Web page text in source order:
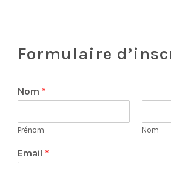
Formulaire
Nom *
Prénom Nom
Email *